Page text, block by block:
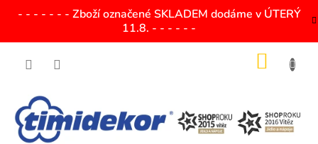
- - - - - - - Zboží označené SKLADEM dodáme v ÚTERÝ
11.8. - - - - - -